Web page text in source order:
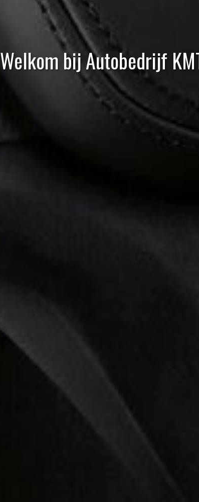
Welkom bij Autobedrijf